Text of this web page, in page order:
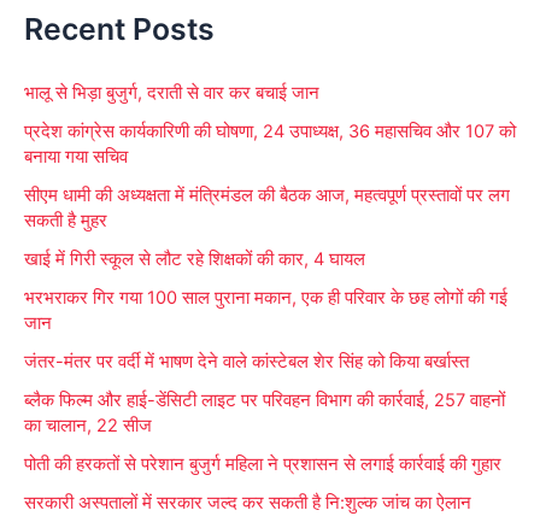
a
c
h
o
Recent Posts
भालू से भिड़ा बुजुर्ग, दराती से वार कर बचाई जान
प्रदेश कांग्रेस कार्यकारिणी की घोषणा, 24 उपाध्यक्ष, 36 महासचिव और 107 को
बनाया गया सचिव
सीएम धामी की अध्यक्षता में मंत्रिमंडल की बैठक आज, महत्वपूर्ण प्रस्तावों पर लग
सकती है मुहर
खाई में गिरी स्कूल से लौट रहे शिक्षकों की कार, 4 घायल
भरभराकर गिर गया 100 साल पुराना मकान, एक ही परिवार के छह लोगों की गई
जान
जंतर-मंतर पर वर्दी में भाषण देने वाले कांस्टेबल शेर सिंह को किया बर्खास्त
ब्लैक फिल्म और हाई-डेंसिटी लाइट पर परिवहन विभाग की कार्रवाई, 257 वाहनों
का चालान, 22 सीज
पोती की हरकतों से परेशान बुजुर्ग महिला ने प्रशासन से लगाई कार्रवाई की गुहार
सरकारी अस्पतालों में सरकार जल्द कर सकती है नि:शुल्क जांच का ऐलान